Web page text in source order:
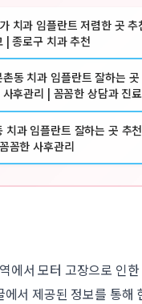
치과 임플란트 저렴한 곳 추
| 종로구 치과 추천
동 치과 임플란트 잘하는
후관리 | 꼼꼼한 상담과 진료
치과 임플란트 잘하는 곳 추
꼼한 사후관리
에서 모터 고장으로 인
서 제공된 정보를 통해